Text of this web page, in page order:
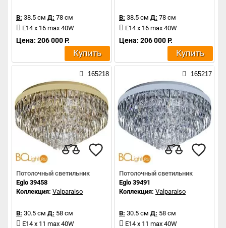
В: 38.5 см Д: 78 см
E14 x 16 max 40W
Цена: 206 000 Р.
Купить
В: 38.5 см Д: 78 см
E14 x 16 max 40W
Цена: 206 000 Р.
Купить
165218
Потолочный светильник
Eglo 39458
Коллекция: Valparaiso
В: 30.5 см Д: 58 см
E14 x 11 max 40W
165217
Потолочный светильник
Eglo 39491
Коллекция: Valparaiso
В: 30.5 см Д: 58 см
E14 x 11 max 40W